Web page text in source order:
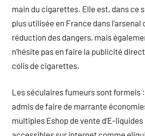
main du cigarettes. Elle est, dans ce
plus utilisée en France dans l’arsenal
réduction des dangers, mais
n’hésite pas en faire la publicité
colis de cigarettes.
Les séculaires fumeurs sont formels
admis de faire de marrante
multiples Eshop de vente d’E-